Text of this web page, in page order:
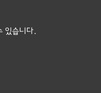
있습니다.